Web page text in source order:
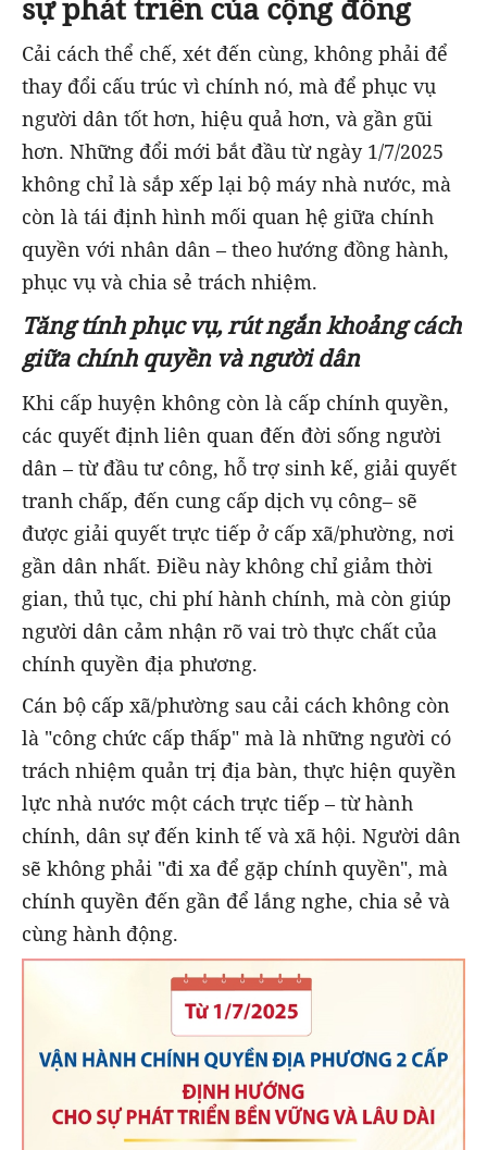
sự phát triển của cộng đồng
Cải cách thể chế, xét đến cùng, không phải để
thay đổi cấu trúc vì chính nó, mà để phục vụ
người dân tốt hơn, hiệu quả hơn, và gần gũi
hơn. Những đổi mới bắt đầu từ ngày 1/7/2025
không chỉ là sắp xếp lại bộ máy nhà nước, mà
còn là tái định hình mối quan hệ giữa chính
quyền với nhân dân – theo hướng đồng hành,
phục vụ và chia sẻ trách nhiệm.
Tăng tính phục vụ, rút ngắn khoảng cách
giữa chính quyền và người dân
Khi cấp huyện không còn là cấp chính quyền,
các quyết định liên quan đến đời sống người
dân – từ đầu tư công, hỗ trợ sinh kế, giải quyết
tranh chấp, đến cung cấp dịch vụ công– sẽ
được giải quyết trực tiếp ở cấp xã/phường, nơi
gần dân nhất. Điều này không chỉ giảm thời
gian, thủ tục, chi phí hành chính, mà còn giúp
người dân cảm nhận rõ vai trò thực chất của
chính quyền địa phương.
Cán bộ cấp xã/phường sau cải cách không còn
là "công chức cấp thấp" mà là những người có
trách nhiệm quản trị địa bàn, thực hiện quyền
lực nhà nước một cách trực tiếp – từ hành
chính, dân sự đến kinh tế và xã hội. Người dân
sẽ không phải "đi xa để gặp chính quyền", mà
chính quyền đến gần để lắng nghe, chia sẻ và
cùng hành động.